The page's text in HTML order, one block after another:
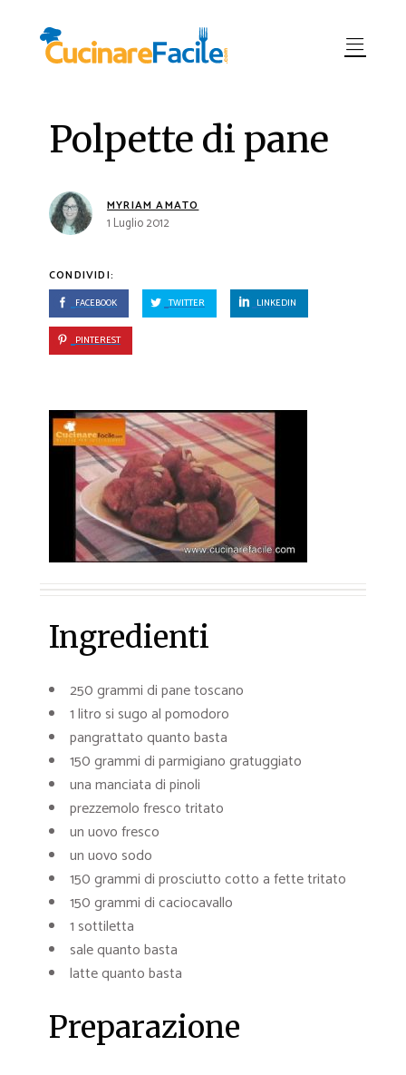
Polpette di pane
MYRIAM AMATO
1 Luglio 2012
CONDIVIDI:
FACEBOOK TWITTER LINKEDIN
PINTEREST
Ingredienti
250 grammi di pane toscano
1 litro si sugo al pomodoro
pangrattato quanto basta
150 grammi di parmigiano gratuggiato
una manciata di pinoli
prezzemolo fresco tritato
un uovo fresco
un uovo sodo
150 grammi di prosciutto cotto a fette tritato
150 grammi di caciocavallo
1 sottiletta
sale quanto basta
latte quanto basta
Preparazione